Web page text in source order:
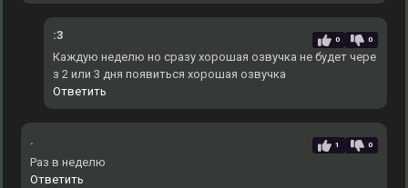
:3 0 0
Каждую неделю но сразу хорошая озвучка не будет чере
з 2 или 3 дня появиться хорошая озвучка
Ответить
. 1 0
Раз в неделю
Ответить